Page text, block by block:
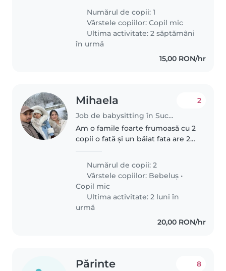
încredere, care să poată avea
grijă de ea atât ziua, cât..
Numărul de copii: 1
Vârstele copiilor:Copil mic
Ultima activitate: 2 săptămâni
în urmă
15,00 RON/hr
Mihaela
Job de babysitting în Suceava
2
Am o famile foarte frumoasă cu 2
copii o fată și un băiat fata are 2
Numărul de copii: 2
Vârstele copiilor: Bebeluș •
Copil mic
Ultima activitate: 2 luni în
urmă
20,00 RON/hr
Părinte 8